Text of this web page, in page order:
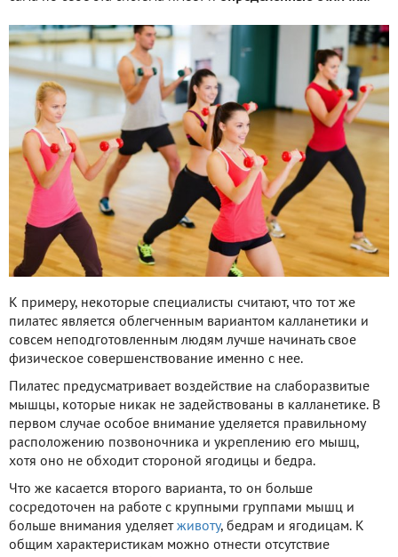
К примеру, некоторые специалисты считают, что тот же
пилатес является облегченным вариантом калланетики и
совсем неподготовленным людям лучше начинать свое
физическое совершенствование именно с нее.
Пилатес предусматривает воздействие на слаборазвитые
мышцы, которые никак не задействованы в калланетике. В
первом случае особое внимание уделяется правильному
расположению позвоночника и укреплению его мышц,
хотя оно не обходит стороной ягодицы и бедра.
Что же касается второго варианта, то он больше
сосредоточен на работе с крупными группами мышц и
больше внимания уделяет животу, бедрам и ягодицам. К
общим характеристикам можно отнести отсутствие